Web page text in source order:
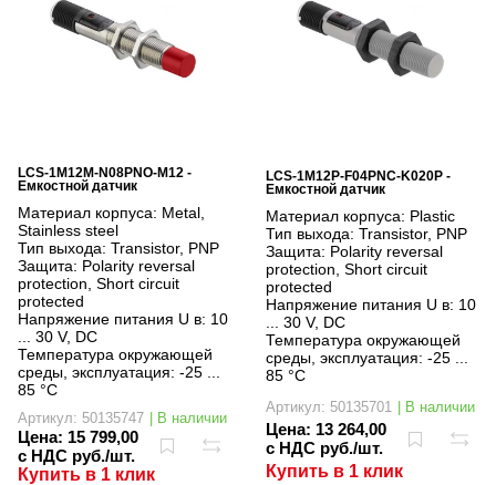
LCS-1M12M-N08PNO-M12 -
Емкостной датчик
Материал корпуса: Metal,
Stainless steel
Тип выхода: Transistor, PNP
Защита: Polarity reversal
protection, Short circuit
protected
Напряжение питания U в: 10
... 30 V, DC
Температура окружающей
среды, эксплуатация: -25 ...
85 °C
Артикул: 50135747 | В наличии
Цена: 15 799,00
с НДС руб./шт.
Купить в 1 клик
LCS-1M12P-F04PNC-K020P -
Емкостной датчик
Материал корпуса: Plastic
Тип выхода: Transistor, PNP
Защита: Polarity reversal
protection, Short circuit
protected
Напряжение питания U в: 10
... 30 V, DC
Температура окружающей
среды, эксплуатация: -25 ...
85 °C
Артикул: 50135701 | В наличии
Цена: 13 264,00
с НДС руб./шт.
Купить в 1 клик